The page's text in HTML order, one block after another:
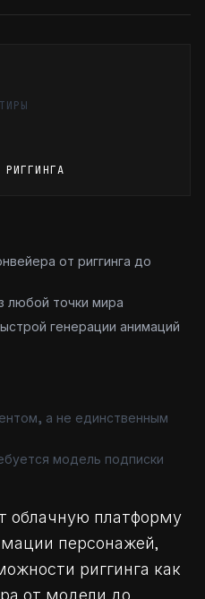
от риггинга до
любой точки мира
генерации анимаций
а не единственным
модель подписки
облачную платформу
персонажей,
риггинга как